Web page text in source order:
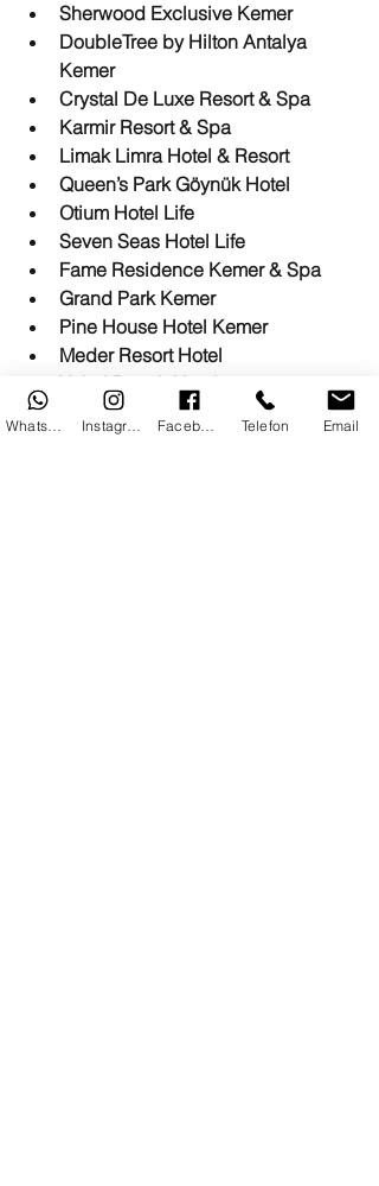
Sherwood Exclusive Kemer
DoubleTree by Hilton Antalya
Kemer
Crystal De Luxe Resort & Spa
Karmir Resort & Spa
Limak Limra Hotel & Resort
Queen’s Park Göynük Hotel
Otium Hotel Life
Seven Seas Hotel Life
Fame Residence Kemer & Spa
Grand Park Kemer
Pine House Hotel Kemer
Meder Resort Hotel
Valeri Beach Hotel
Imperial Sunland Hotel
Bu otellere yapılacak çiçek
Telefon Email